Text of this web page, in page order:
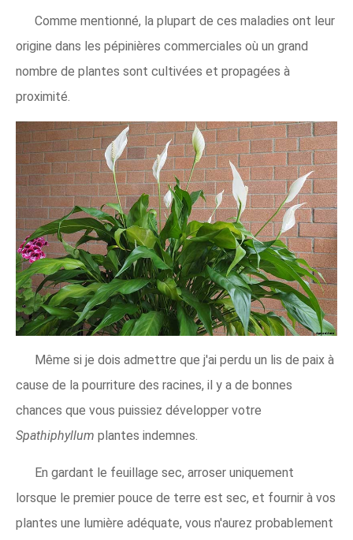
Comme mentionné, la plupart de ces maladies ont leur
origine dans les pépinières commerciales où un grand
nombre de plantes sont cultivées et propagées à
proximité.
Même si je dois admettre que j'ai perdu un lis de paix à
cause de la pourriture des racines, il y a de bonnes
chances que vous puissiez développer votre
Spathiphyllum plantes indemnes.
En gardant le feuillage sec, arroser uniquement
lorsque le premier pouce de terre est sec, et fournir à vos
plantes une lumière adéquate, vous n'aurez probablement